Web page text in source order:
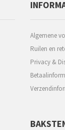
Algemene
Ruilen en
Privacy &